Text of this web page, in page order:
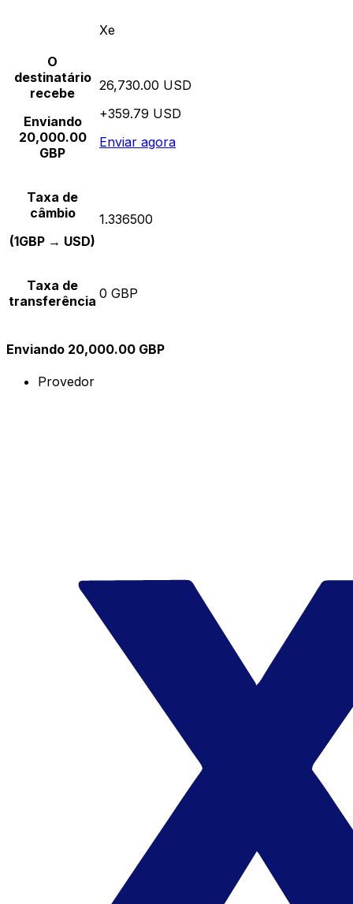
Xe
O
destinatário
recebe
Enviando
20,000.00
GBP
26,730.00 USD
+359.79 USD
Enviar agora
Taxa de
câmbio
(1GBP → USD)
1.336500
Taxa de
transferência 0 GBP
Enviando 20,000.00 GBP
Provedor